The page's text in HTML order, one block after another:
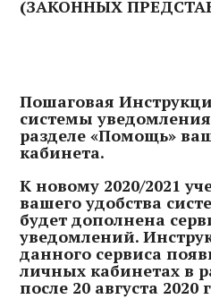
Пошаговая
системы
разделе «Помощь»
кабинета.
К новому 2020/2021
вашего удобства
будет дополнена
уведомлений.
данного сервиса
личных кабинетах в
после 20 августа 2020